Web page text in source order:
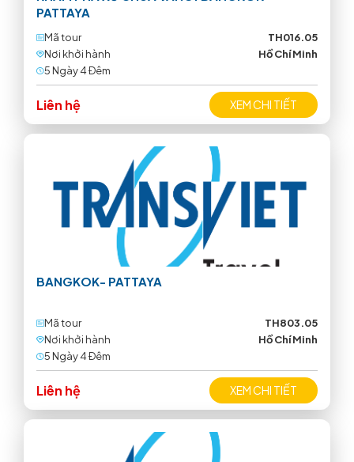
PATTAYA
Mã tour
TH016.05
Nơi khởi hành
Hồ Chí Minh
5 Ngày 4 Ðêm
Liên hệ XEM CHI TIẾT
BANGKOK- PATTAYA
Mã tour
TH803.05
Nơi khởi hành
Hồ Chí Minh
5 Ngày 4 Ðêm
Liên hệ XEM CHI TIẾT